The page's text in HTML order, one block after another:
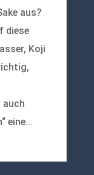
aus?
diese
Koji
auch
eine...